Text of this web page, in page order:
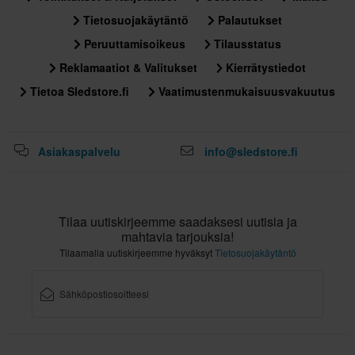
Tietosuojakäytäntö
Palautukset
Peruuttamisoikeus
Tilausstatus
Reklamaatiot & Valitukset
Kierrätystiedot
Tietoa Sledstore.fi
Vaatimustenmukaisuusvakuutus
Asiakaspalvelu info@sledstore.fi
Tilaa uutiskirjeemme saadaksesi uutisia ja
mahtavia tarjouksia!
Tilaamalla uutiskirjeemme hyväksytTietosuojakäytäntö